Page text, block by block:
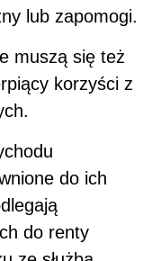
lub zapomogi.
muszą się też
korzyści z
do ich
do renty